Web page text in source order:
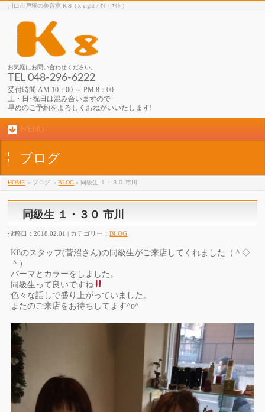
川口市戸塚の美容室 K８ ( k eight / ｹｲ・ｴｲﾄ )
お気軽にお問い合わせください。
TEL 048-296-6222
受付時間 AM 10：00 ～ PM 8：00
土・日･祝日は混み合いますので
早めのご予約をよろしくおねがいいたします!
MENU
ブログ
HOME » ブログ »BLOG » 同級生 １・３０ 市川
同級生 １・３０ 市川
投稿日：2018.02.01 | カテゴリー：BLOG
K8のスタッフ(菅沼さん)の同級生がご来店してくれました（＾◇
＾）
パーマとカラーをしました。
同級生って良いですね
色々な話しで盛り上がっていました。
またのご来店をお待ちしてます^o^